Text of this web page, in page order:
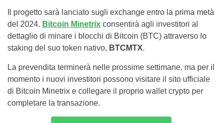
Il progetto sarà lanciato sugli exchange entro la prima metà
del 2024. Bitcoin Minetrix consentirà agli investitori al
dettaglio di minare i blocchi di Bitcoin (BTC) attraverso lo
staking del suo token nativo, BTCMTX.
La prevendita terminerà nelle prossime settimane, ma per il
momento i nuovi investitori possono visitare il sito ufficiale
di Bitcoin Minetrix e collegare il proprio wallet crypto per
completare la transazione.